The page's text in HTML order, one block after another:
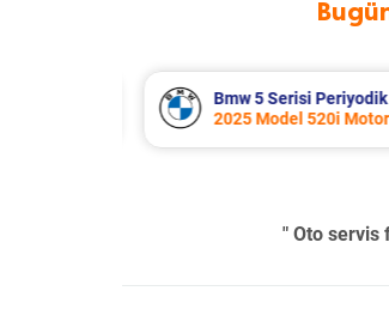
Suzuki Vitara
2020 Model 1.4
" Oto